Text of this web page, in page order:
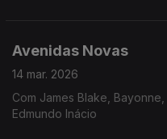
Avenidas Novas
14 mar. 2026
Com James Blake,
Edmundo Inácio